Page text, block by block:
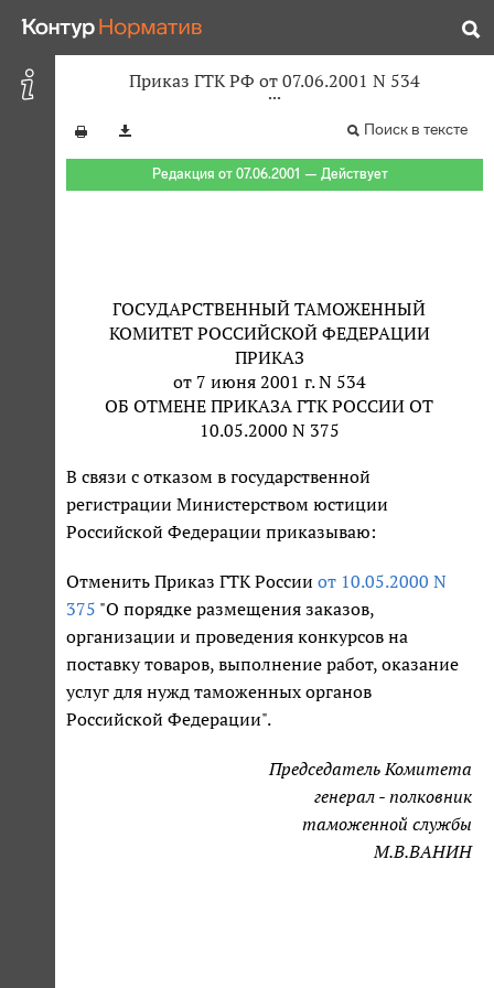
Приказ ГТК РФ от 07.06.2001 N 534
Поиск в тексте
Редакция от 07.06.2001 — Действует
ГОСУДАРСТВЕННЫЙ ТАМОЖЕННЫЙ
КОМИТЕТ РОССИЙСКОЙ ФЕДЕРАЦИИ
ПРИКАЗ
от 7 июня 2001 г. N 534
ОБ ОТМЕНЕ ПРИКАЗА ГТК РОССИИ ОТ
10.05.2000 N 375
В связи с отказом в государственной
регистрации Министерством юстиции
Российской Федерации приказываю:
Отменить Приказ ГТК России от 10.05.2000 N
375 "О порядке размещения заказов,
организации и проведения конкурсов на
поставку товаров, выполнение работ, оказание
услуг для нужд таможенных органов
Российской Федерации".
Председатель Комитета
генерал - полковник
таможенной службы
М.В.ВАНИН